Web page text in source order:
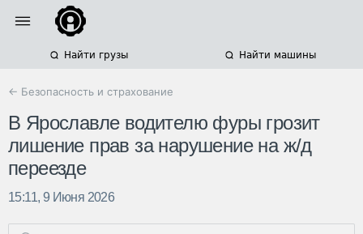
Найти грузы Найти машины
← Безопасность и страхование
В Ярославле водителю фуры грозит
лишение прав за нарушение на ж/д
переезде
15:11, 9 Июня 2026